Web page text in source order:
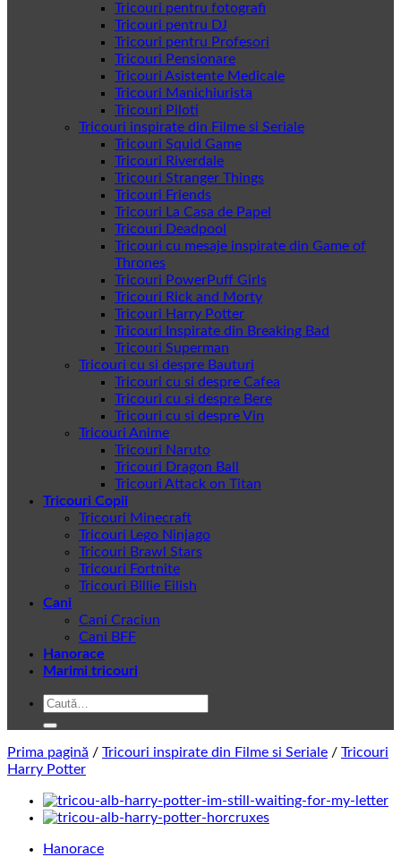
Tricouri pentru fotografi
Tricouri pentru DJ
Tricouri pentru Profesori
Tricouri Pensionare
Tricouri Asistente Medicale
Tricouri Manichiurista
Tricouri Piloti
Tricouri inspirate din Filme si Seriale
Tricouri Squid Game
Tricouri Riverdale
Tricouri Stranger Things
Tricouri Friends
Tricouri La Casa de Papel
Tricouri Deadpool
Tricouri cu mesaje inspirate din Game of
Thrones
Tricouri PowerPuff Girls
Tricouri Rick and Morty
Tricouri Harry Potter
Tricouri Inspirate din Breaking Bad
Tricouri Superman
Tricouri cu si despre Bauturi
Tricouri cu si despre Cafea
Tricouri cu si despre Bere
Tricouri cu si despre Vin
Tricouri Anime
Tricouri Naruto
Tricouri Dragon Ball
Tricouri Attack on Titan
Tricouri Copii
Tricouri Minecraft
Tricouri Lego Ninjago
Tricouri Brawl Stars
Tricouri Fortnite
Tricouri Billie Eilish
Cani
Cani Craciun
Cani BFF
Hanorace
Marimi tricouri
Caută
Prima pagină / Tricouri inspirate din Filme si Seriale / Tricouri
Harry Potter
Hanorace